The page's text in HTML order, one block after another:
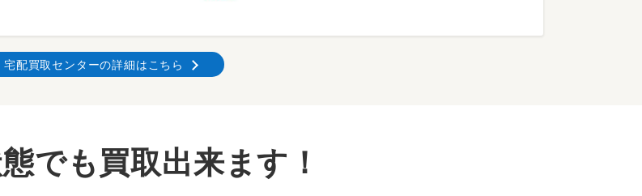
宅配買取センターの詳細はこちら
でも買取出来ます！